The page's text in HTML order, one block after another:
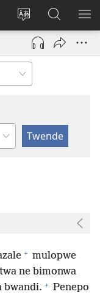
Shinta
ludimi
lwa
diteba
Twela
(opens
window)
Kukimba
pa
JW.ORG
+ mulopwe
ne bimonwa
bwandi. + Penepo